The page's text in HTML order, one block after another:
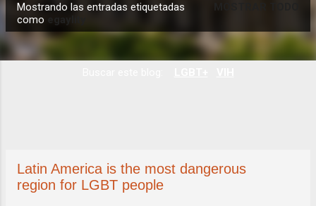
n
Mostrando las entradas etiquetadas
como
Latin America is the most dangerous
region for LGBT people